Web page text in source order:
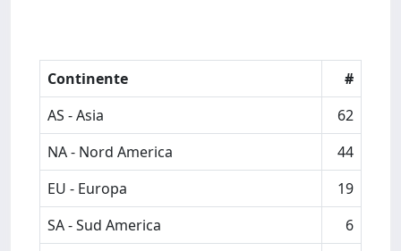
Continente
#
AS - Asia
62
NA - Nord America
44
EU - Europa
19
SA - Sud America
6